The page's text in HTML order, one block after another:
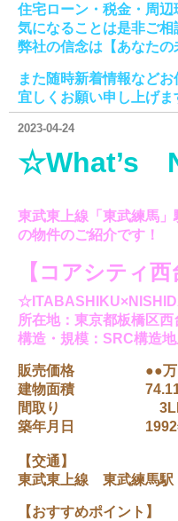
住宅ローン・税金・周辺
気になることは是非ご相
弊社の信念は【あなた
また随時新着情報などお
宜しくお願い申し上げま
2023-04-24
☆What’s
東武東上線「東武練馬」
の物件のご紹介です！
【コアシティ西
所在地：東京都板橋区西
構造・規模：SRC構造
販売価格 ●●万
建物面積 74.11
間取り
築年月日 1992年
【交通】
東武東上線 東武練馬
【おすすめポイント】